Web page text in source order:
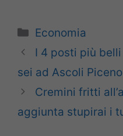
Categorie
Economia
I 4 posti più
sei ad Ascoli Piceno
Cremini fritti
aggiunta stupirai i